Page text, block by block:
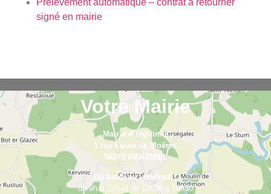
signé en mairie
Votre Mairie
Mairie d’Inguiniel
1 rue Louis Le Moënic
56240 INGUINIEL
Du lundi au vendredi :
de 9h à 12h et de 13h30 à 16h30